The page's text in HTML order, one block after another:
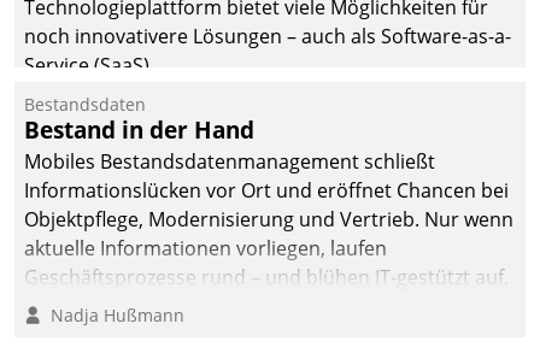
Partner sowie erstmals
agile Projektmethoden.
Technologieplattform bietet viele Möglichkeiten für
noch innovativere Lösungen – auch als Software-as-a-
Service (SaaS).
Bestandsdaten
Bestand in der Hand
Mobiles Bestandsdatenmanagement schließt
Informationslücken vor Ort und eröffnet Chancen bei
Objektpflege, Modernisierung und Vertrieb. Nur wenn
aktuelle Informationen vorliegen, laufen
Geschäftsprozesse rund – und blühen IT-gestützt auf.
Nadja Hußmann